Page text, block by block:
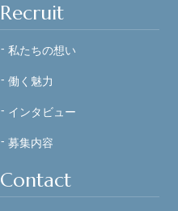
Recruit
私たちの想い
働く魅力
インタビュー
募集内容
Contact